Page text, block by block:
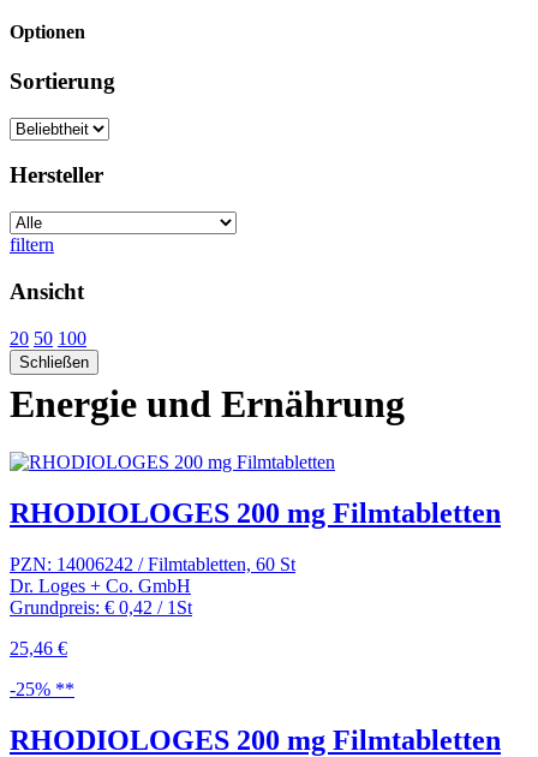
Optionen
Sortierung
Hersteller
filtern
Ansicht
20 50 100
Schließen
Energie und Ernährung
RHODIOLOGES 200 mg Filmtabletten
PZN: 14006242 / Filmtabletten, 60 St
Dr. Loges + Co. GmbH
Grundpreis: € 0,42 / 1St
25,46 €
-25% **
RHODIOLOGES 200 mg Filmtabletten